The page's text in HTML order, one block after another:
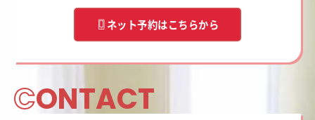
ネット予約はこちらから
CONTACT